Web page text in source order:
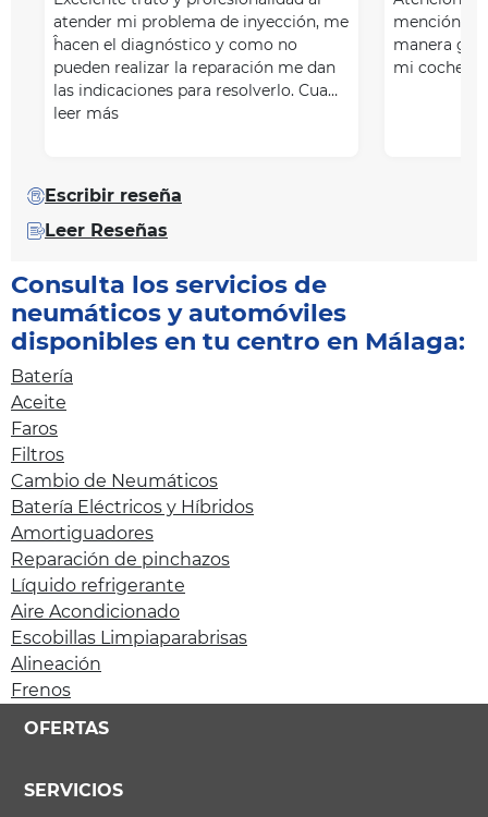
atender mi problema de inyección, me
ĥacen el diagnóstico y como no
pueden realizar la reparación me dan
las indicaciones para resolverlo. Cua…
leer más
mención a
manera
mi coche.
Escribir reseña
Leer Reseñas
Consulta los servicios de
neumáticos y automóviles
disponibles en tu centro en Málaga:
Batería
Aceite
Faros
Filtros
Cambio de Neumáticos
Batería Eléctricos y Híbridos
Amortiguadores
Reparación de pinchazos
Líquido refrigerante
Aire Acondicionado
Escobillas Limpiaparabrisas
Alineación
Frenos
OFERTAS
SERVICIOS